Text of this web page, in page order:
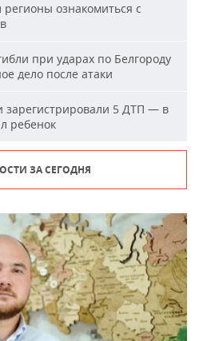
ознакомиться с
при ударах по Белгороду
дело после атаки
зарегистрировали 5 ДТП — в
ребенок
ЗА СЕГОДНЯ